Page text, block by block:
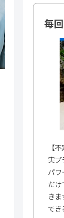
毎
【
実プ
パワ
だけ
き
でき